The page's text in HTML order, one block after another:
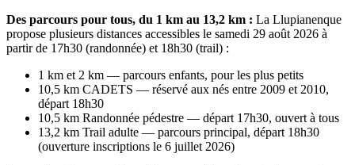
Des parcours pour tous, du 1 km au 13,2 km : La Llupianenque
propose plusieurs distances accessibles le samedi 29 août 2026 à
partir de 17h30 (randonnée) et 18h30 (trail) :
1 km et 2 km — parcours enfants, pour les plus petits
10,5 km CADETS — réservé aux nés entre 2009 et 2010,
départ 18h30
10,5 km Randonnée pédestre — départ 17h30, ouvert à tous
13,2 km Trail adulte — parcours principal, départ 18h30
(ouverture inscriptions le 6 juillet 2026)